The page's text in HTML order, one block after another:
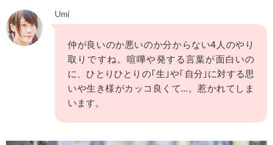
Umi
仲が良いのか悪いのか分からない4人のやり
取りですね。喧嘩や発する言葉が面白いの
に、ひとりひとりの｢生｣や｢自分｣に対する思
いや生き様がカッコ良くて…。惹かれてしま
います。